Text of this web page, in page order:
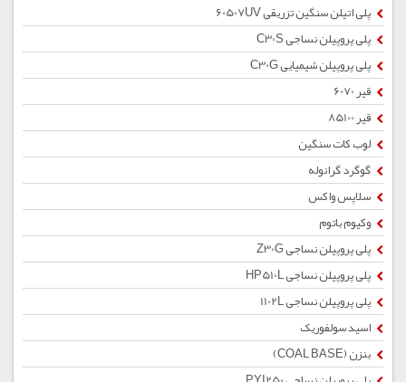
پلی اتیلن سنگین تزریقی 60507UV
پلی پروپیلن نساجی C30S
پلی پروپیلن شیمیایی C30G
قیر 6070
قیر 85100
لوب کات سنگین
گوگرد گرانوله
سلاپس واکس
وکیوم باتوم
پلی پروپیلن نساجی Z30G
پلی پروپیلن نساجی HP510L
پلی پروپیلن نساجی 1102L
اسید سولفوریک
بنزن (COAL BASE)